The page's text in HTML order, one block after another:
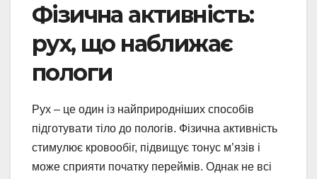
Фізична активність:
рух, що наближає
пологи
Рух – це один із найприродніших способів
підготувати тіло до пологів. Фізична активність
стимулює кровообіг, підвищує тонус м’язів і
може сприяти початку переймів. Однак не всі